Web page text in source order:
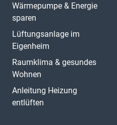
Wärmepumpe & Energie
sparen
Lüftungsanlage im
Eigenheim
Raumklima & gesundes
Wohnen
Anleitung Heizung
entlüften